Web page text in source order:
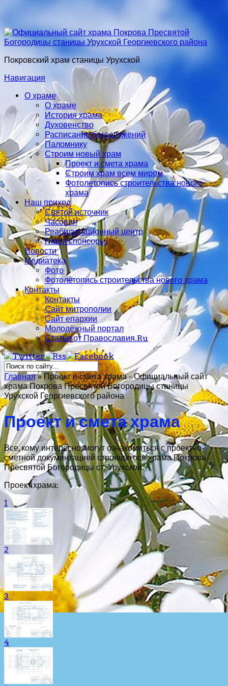
Покровский храм станицы Урухской
Навигация
О храме
О храме
История храма
Духовенство
Расписание богослужений
Паломнику
Строим новый храм
Проект и смета храма
Строим храм всем миром
Фотолетопись строительства нового
храма
Наш приход
Святой источник
Часовня
Реабилитационный центр
Наши спонсоры
Новости
Медиатека
Фото
Фотолетопись строительства нового храма
Контакты
Контакты
Сайт митрополии
Сайт епархии
Молодёжный портал
Статьи от Православия.Ru
Главная »Проект и смета храма - Официальный сайт
храма Покрова Пресвятой Богородицы станицы
Урухской Георгиевского района
Проект и смета храма
Все, кому интересно, могут ознакомиться с проектно-
сметной документацией строящегося храма Покрова
Пресвятой Богородицы ст. Урухской.
Проект храма:
1
2
3
4